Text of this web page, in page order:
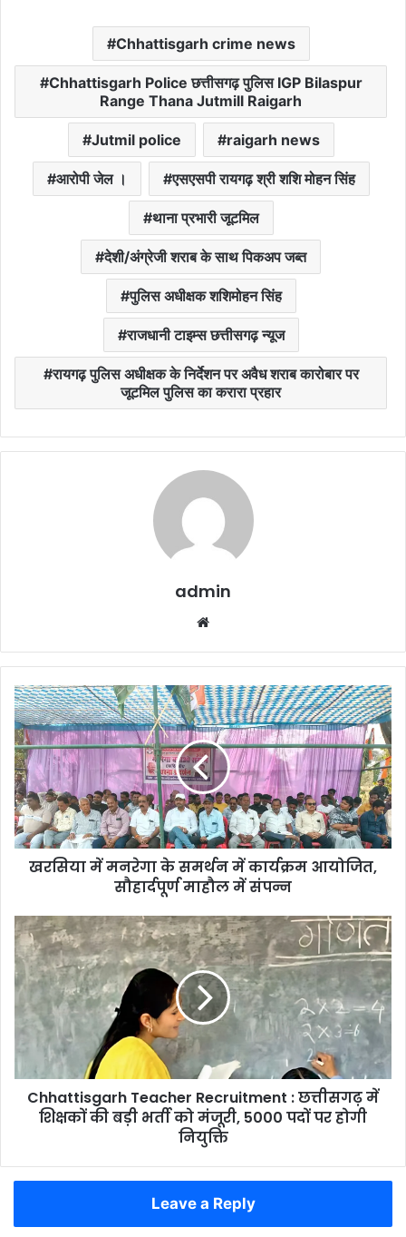
Chhattisgarh crime news
Chhattisgarh Police छत्तीसगढ़ पुलिस IGP Bilaspur
Range Thana Jutmill Raigarh
Jutmil police raigarh news
आरोपी जेल । एसएसपी रायगढ़ श्री शशि मोहन सिंह
थाना प्रभारी जूटमिल
देशी/अंग्रेजी शराब के साथ पिकअप जब्त
पुलिस अधीक्षक शशिमोहन सिंह
राजधानी टाइम्स छत्तीसगढ़ न्यूज
रायगढ़ पुलिस अधीक्षक के निर्देशन पर अवैध शराब कारोबार पर
जूटमिल पुलिस का करारा प्रहार
admin
खरसिया
में
मनरेगा
के
समर्थन
में
कार्यक्रम
आयोजित,
सौहार्दपूर्ण
माहौलखरसिया में मनरेगा के समर्थन में कार्यक्रम आयोजित,
सौहार्दपूर्ण माहौल में संपन्न
Chhattisgarh
Teacher
Recruitment
:
छत्तीसगढ़
शिक्षकों
की
बड़ी
भर्ती
पदों
नियुक्ति
Chhattisgarh Teacher Recruitment : छत्तीसगढ़ में
शिक्षकों की बड़ी भर्ती को मंजूरी, 5000 पदों पर होगी
नियुक्ति
Leave a Reply